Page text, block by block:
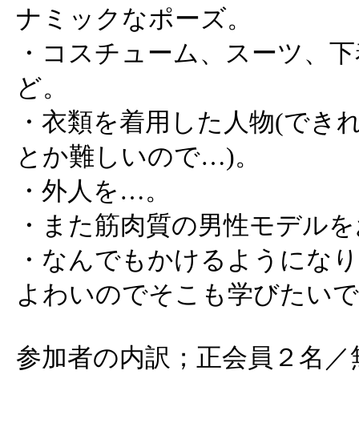
ナミックなポーズ。
・コスチューム、スーツ、
ど。
・衣類を着用した人物(で
とか難しいので…)。
・外人を…。
・また筋肉質の男性モデル
・なんでもかけるようにな
よわいのでそこも学びたい
参加者の内訳；正会員２名